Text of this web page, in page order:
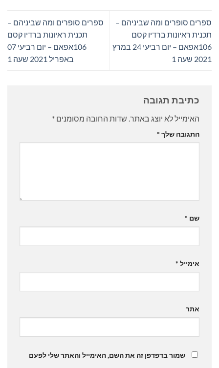
ספרים סופרים ומה שביניהם –
תכנית ראיונות ברדיו קסם
106אפאם – יום רביעי 24 במרץ
2021 שעה 1
ספרים סופרים ומה שביניהם –
תכנית ראיונות ברדיו קסם
106אפאם – יום רביעי 07
באפריל 2021 שעה 1
כתיבת תגובה
האימייל לא יוצג באתר. שדות החובה מסומנים *
התגובה שלך *
שם *
אימייל *
אתר
שמור בדפדפן זה את השם, האימייל והאתר שלי לפעם